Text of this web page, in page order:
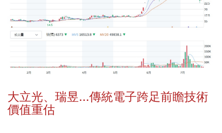
大立光、瑞昱...傳統電子跨足前瞻技術
價值重估